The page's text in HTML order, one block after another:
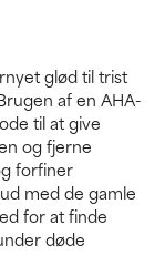
glød til trist
af en AHA-
til at give
og fjerne
forfiner
med de gamle
for at finde
døde